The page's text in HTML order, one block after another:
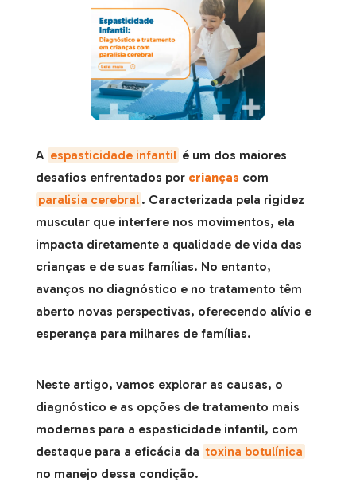
A espasticidade infantil é um dos maiores
desafios enfrentados por crianças com
paralisia cerebral . Caracterizada pela rigidez
muscular que interfere nos movimentos, ela
impacta diretamente a qualidade de vida das
crianças e de suas famílias. No entanto,
avanços no diagnóstico e no tratamento têm
aberto novas perspectivas, oferecendo alívio e
esperança para milhares de famílias.
Neste artigo, vamos explorar as causas, o
diagnóstico e as opções de tratamento mais
modernas para a espasticidade infantil, com
destaque para a eficácia da toxina botulínica
no manejo dessa condição.